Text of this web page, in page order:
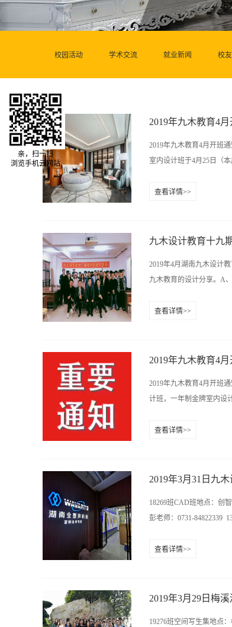
校园活动 学术交流 就业新闻 校
2019年九木教育4
2019年九木教育4月开班
室内设计班于4月25日（
名额有限！7、两年制室
雨花区香樟路云集大厦11
查看详情>>
九木设计教育十九
2019年4月湖南九木设计
九木教育的设计分享。A
良好的表达和沟通能力C
货的分享！给同学们带来
查看详情>>
2019年九木教育4
2019年九木教育4月开班
计班，一年制金牌室内设
紧行动吧www.hn9mu.com
查看详情>>
2019年3月31日九
18269班CAD班地点：创
彭老师：0731-84822339
查看详情>>
2019年3月29日梅
19276班空间写生集地点
亲，扫一扫
浏览手机云网站